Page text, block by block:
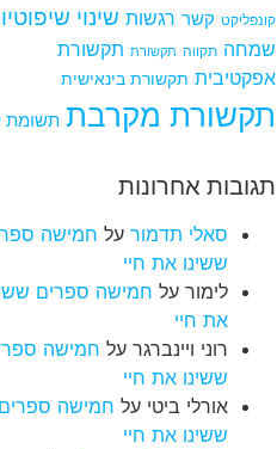
קונפליקט קשר רגשות שינוי
שמחה תקווה תקשורת תקשורת
אפקטיבית תקשורת בינאישית
תקשורת מקרבת תשומת
תגובות אחרונות
סאלי תדמור על חמישה
ששינו את חיי
לימור על חמישה ספרים
את חיי
רוני ויינברגר על חמישה
ששינו את חיי
אורלי ביטי על חמישה ספרים
ששינו את חיי